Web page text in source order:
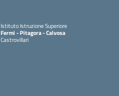
Istituto Istruzione Superiore
Fermi - Pitagora - Calvosa
Castrovillari